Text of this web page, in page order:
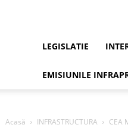
LEGISLATIE
EMISIUNILE
Acasă INFRASTRUCTURA CEA